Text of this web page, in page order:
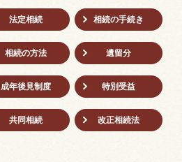
法定相続 相続の⼿続き
相続の方法 遺留分
成年後⾒制度 特別受益
共同相続 改正相続法